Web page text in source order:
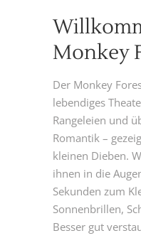
Monkey
Der Monkey
lebendiges
Rangeleien und
Romantik –
kleinen Dieben.
ihnen in die
Sekunden zum
Sonnenbrillen,
Besser gut